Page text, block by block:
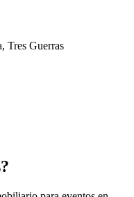
Tres Guerras